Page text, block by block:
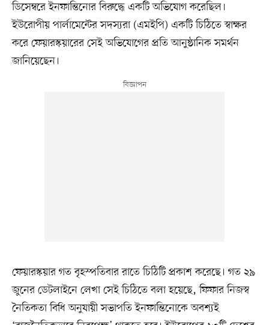
ডিসেম্বরে ইনফান্তিনোর বিরুদ্ধে একটি অভিযোগ করেছিল।
ইউরোপীয় পার্লামেন্টের সদস্যরা (এমইপি) একটি চিঠিতে স্বাক্ষর
করে ফেয়ারস্কয়ারের সেই অভিযোগের প্রতি আনুষ্ঠানিক সমর্থন
জানিয়েছেন।
ফেয়ারস্কয়ার গত বৃহস্পতিবার রাতে চিঠিটি প্রকাশ করেছে। গত ২৯
জুনের ডেটলাইনে লেখা সেই চিঠিতে বলা হয়েছে, ফিফার নিজস্ব
নৈতিকতা বিধি অনুযায়ী সভাপতি ইনফান্তিনোকে অবশ্যই